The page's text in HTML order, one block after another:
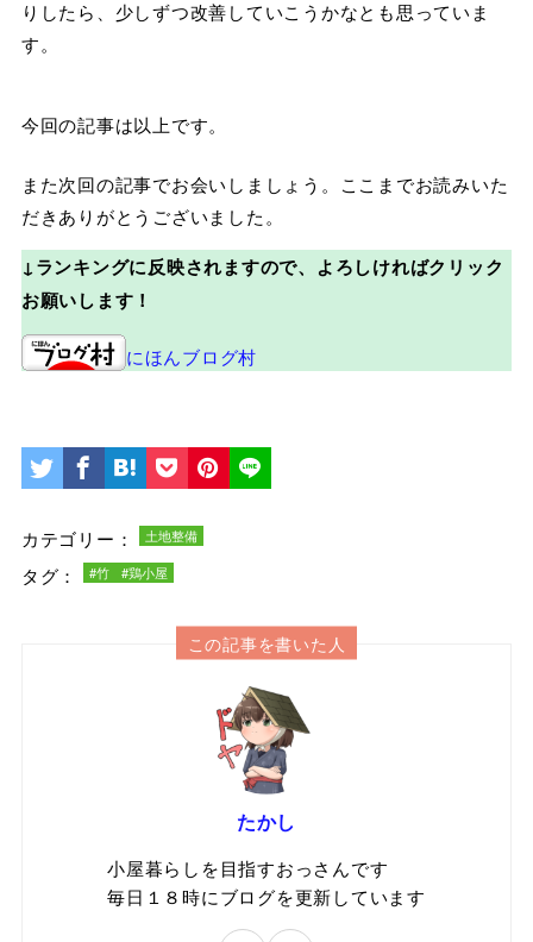
りしたら、少しずつ改善していこうかなとも思っていま
す。
今回の記事は以上です。
また次回の記事でお会いしましょう。ここまでお読みいた
だきありがとうございました。
↓ランキングに反映されますので、よろしければクリック
お願いします！
にほんブログ村
カテゴリー： 土地整備
タグ： #竹 #鶏小屋
この記事を書いた人
たかし
小屋暮らしを目指すおっさんです
毎日１８時にブログを更新しています